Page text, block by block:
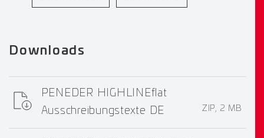
Downloads
PENEDER HIGHLINEflat
Ausschreibungstexte DE
ZIP, 2 MB